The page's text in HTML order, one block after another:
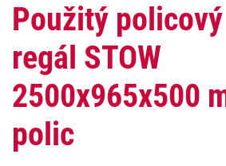
Použitý
regál STOW
2500x965x500
polic